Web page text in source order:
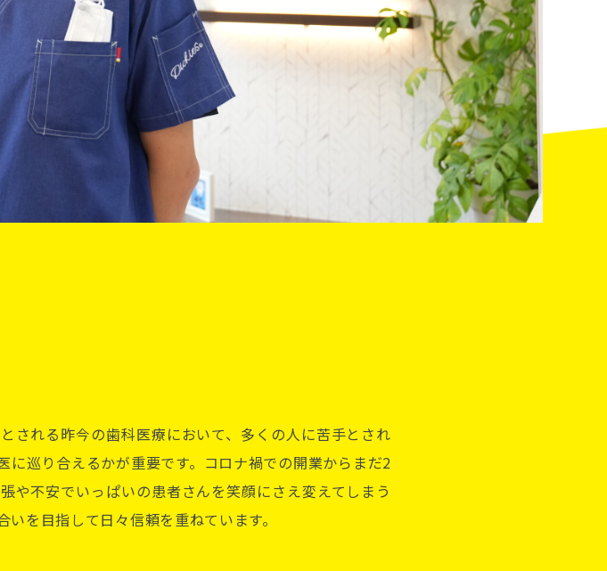
される昨今の歯科医療において、多くの人に苦手とされ
巡り合えるかが重要です。コロナ禍での開業からまだ2
や不安でいっぱいの患者さんを笑顔にさえ変えてしまう
を目指して日々信頼を重ねています。